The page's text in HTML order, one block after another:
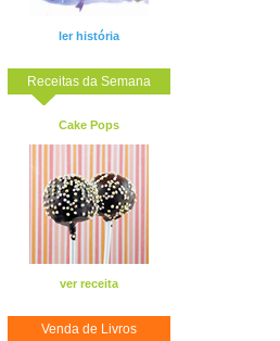
ler história
Receitas da Semana
Cake Pops
ver receita
Venda de Livros